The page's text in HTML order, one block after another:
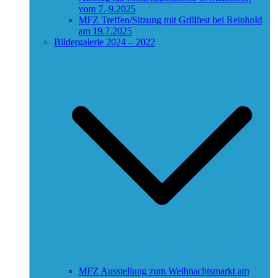
vom 7.-9.2025
MFZ Treffen/Sitzung mit Grillfest bei Reinhold
am 19.7.2025
Bildergalerie 2024 – 2022
MFZ Ausstellung zum Weihnachtsmarkt am